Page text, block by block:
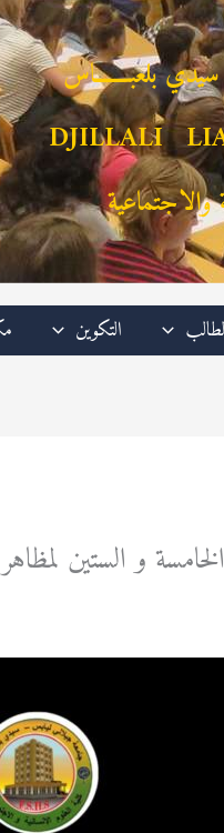
بلعبـــــــاس
DJILLALI
والاجتماعية
التكوين
لمظاهرات 11